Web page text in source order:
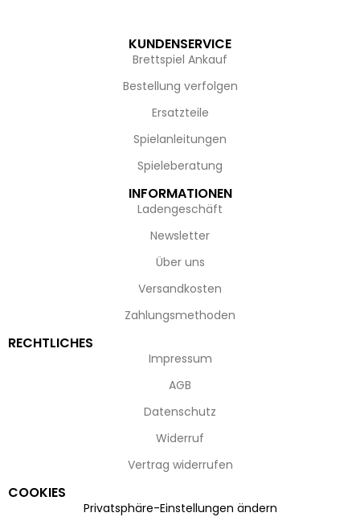
KUNDENSERVICE
Brettspiel Ankauf
Bestellung verfolgen
Ersatzteile
Spielanleitungen
Spieleberatung
INFORMATIONEN
Ladengeschäft
Newsletter
Über uns
Versandkosten
Zahlungsmethoden
RECHTLICHES
Impressum
AGB
Datenschutz
Widerruf
Vertrag widerrufen
COOKIES
Privatsphäre-Einstellungen ändern